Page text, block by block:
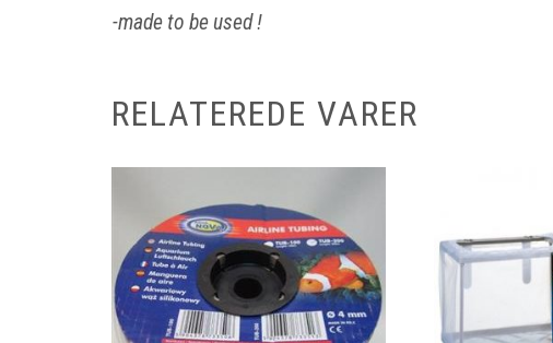
-made to be used !
RELATEREDE VARER